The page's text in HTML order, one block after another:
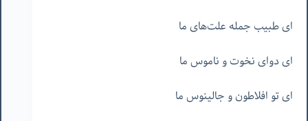
ای طبیب جمله علت‌های ما
ای دوای نخوت و ناموس ما
ای تو افلاطون و جالینوس ما